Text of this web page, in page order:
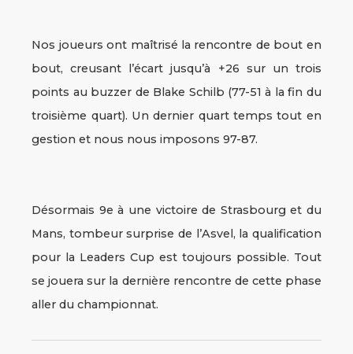
Nos joueurs ont maîtrisé la rencontre de bout en
bout, creusant l’écart jusqu’à +26 sur un trois
points au buzzer de Blake Schilb (77-51 à la fin du
troisième quart). Un dernier quart temps tout en
gestion et nous nous imposons 97-87.
Désormais 9e à une victoire de Strasbourg et du
Mans, tombeur surprise de l’Asvel, la qualification
pour la Leaders Cup est toujours possible. Tout
se jouera sur la dernière rencontre de cette phase
aller du championnat.